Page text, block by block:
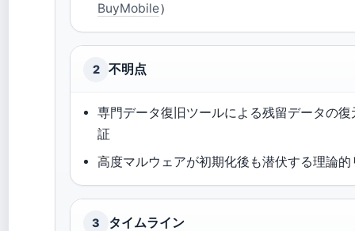
BuyMobile）
2 不明点
専門データ復旧ツールによる残留データの
証
高度マルウェアが初期化後も潜伏する理論的
3 タイムライン